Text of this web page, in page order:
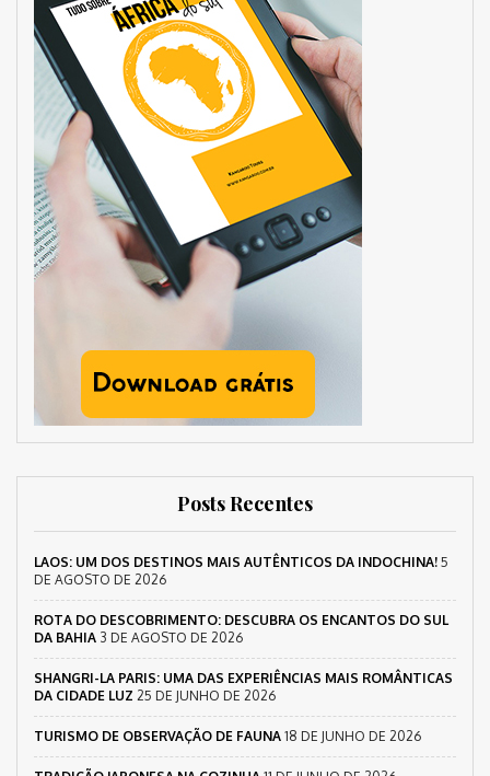
Posts Recentes
LAOS: UM DOS DESTINOS MAIS AUTÊNTICOS DA INDOCHINA! 5
DE AGOSTO DE 2026
ROTA DO DESCOBRIMENTO: DESCUBRA OS ENCANTOS DO SUL
DA BAHIA 3 DE AGOSTO DE 2026
SHANGRI-LA PARIS: UMA DAS EXPERIÊNCIAS MAIS ROMÂNTICAS
DA CIDADE LUZ 25 DE JUNHO DE 2026
TURISMO DE OBSERVAÇÃO DE FAUNA 18 DE JUNHO DE 2026